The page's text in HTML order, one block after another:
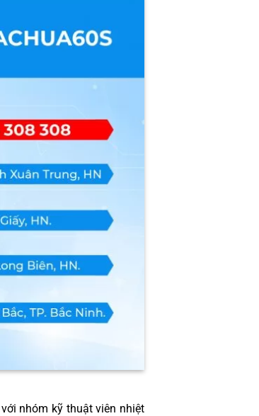
nhóm kỹ thuật viên nhiệt